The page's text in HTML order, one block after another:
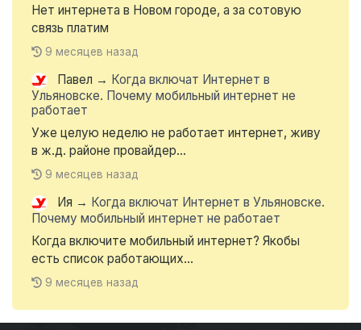
Нет интернета в Новом городе, а за сотовую
связь платим
9 месяцев назад
Павел → Когда включат Интернет в
Ульяновске. Почему мобильный интернет не
работает
Уже целую неделю не работает интернет, живу
в ж.д. районе провайдер...
9 месяцев назад
Ия → Когда включат Интернет в Ульяновске.
Почему мобильный интернет не работает
Когда включите мобильный интернет? Якобы
есть список работающих...
9 месяцев назад